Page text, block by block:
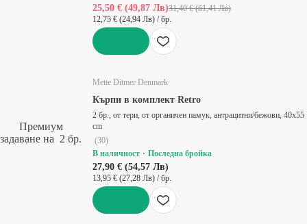
25,50 € (49,87 Лв)31,40 € (61,41 Лв)
12,75 € (24,94 Лв) / бр.
Премиум
задаване на 2 бр.
Mette Ditmer Denmark
Кърпи в комплект Retro
2 бр., от тери, от органичен памук, антрацитни/бежови, 40x55
cm
(30)
В наличност
Последна бройка
27,90 € (54,57 Лв)
13,95 € (27,28 Лв) / бр.